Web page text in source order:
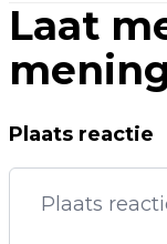
Laat
Plaats reactie